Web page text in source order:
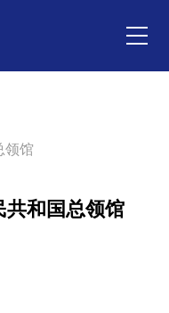
领馆
共和国总领馆